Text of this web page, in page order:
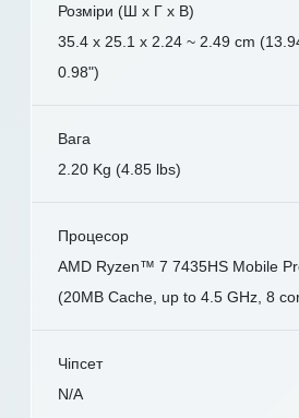
Розміри (Ш x Г x В)
35.4 x 25.1 x 2.24 ~ 2.49 cm
0.98")
Вага
2.20 Kg (4.85 lbs)
Процесор
AMD Ryzen™ 7 7435HS Mobile
(20MB Cache, up to 4.5 GHz, 8
Чіпсет
N/A